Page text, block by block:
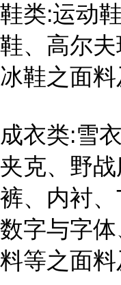
鞋类:运动
鞋、高尔
冰鞋之面料
成衣类:雪
夹克、野
裤、内衬
数字与字
料等之面料